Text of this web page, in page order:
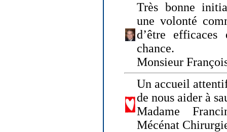
Très bonne
une volonté
d’être
chance.
Monsieur
Un accueil
de nous aider à
Madame
Mécénat